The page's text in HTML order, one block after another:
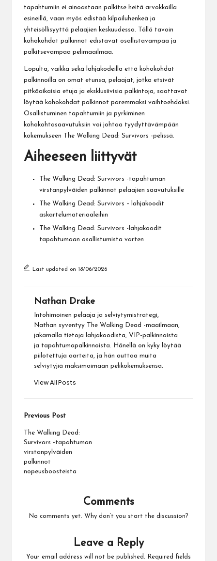
tapahtumiin ei ainoastaan palkitse heitä arvokkailla
esineillä, vaan myös edistää kilpailuhenkeä ja
yhteisöllisyyttä pelaajien keskuudessa. Tällä tavoin
kohokohdat palkinnot edistävät osallistavampaa ja
palkitsevampaa pelimaailmaa.
Lopulta, vaikka sekä lahjakodeilla että kohokohdat
palkinnoilla on omat etunsa, pelaajat, jotka etsivät
pitkäaikaisia etuja ja eksklusiivisia palkintoja, saattavat
löytää kohokohdat palkinnot paremmaksi vaihtoehdoksi.
Osallistuminen tapahtumiin ja pyrkiminen
kohokohtasaavutuksiin voi johtaa tyydyttävämpään
kokemukseen The Walking Dead: Survivors -pelissä.
Aiheeseen liittyvät
The Walking Dead: Survivors -tapahtuman
virstanpylväiden palkinnot pelaajien saavutuksille
The Walking Dead: Survivors – lahjakoodit
askartelumateriaaleihin
The Walking Dead: Survivors -lahjakoodit
tapahtumaan osallistumista varten
Last updated on 18/06/2026
Nathan Drake
Intohimoinen pelaaja ja selviytymistrategi,
Nathan syventyy The Walking Dead -maailmaan,
jakamalla tietoja lahjakoodista, VIP-palkinnoista
ja tapahtumapalkinnoista. Hänellä on kyky löytää
piilotettuja aarteita, ja hän auttaa muita
selviytyjiä maksimoimaan pelikokemuksensa.
View All Posts
Post
navigation
Previous Post
The Walking Dead:
Survivors -tapahtuman
virstanpylväiden
palkinnot
nopeusboosteista
Comments
No comments yet. Why don’t you start the discussion?
Leave a Reply
Your email address will not be published.
Required fields